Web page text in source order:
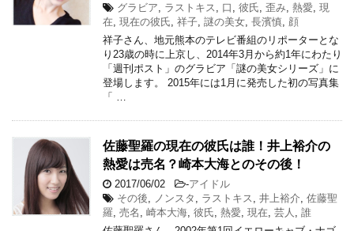
グラビア
ラストキス 口 彼氏 歪み 熱愛 現
在 現在の彼氏 祥子 謎の美女 長濱慎 顔
祥子さん、地元熊本のテレビ番組のリポーターとな
り23歳の時に上京し、2014年3月から約1年にわたり
「週刊ポスト」のグラビア「謎の美女シリーズ」に
登場します。 2015年には1月に発売した初の写真集
「 …
佐藤聖羅の現在の彼氏は誰！井上裕介の
熱愛は売名？崎本大海とのその後！
2017/06/02 -アイドル
その後
ノンスタ ラストキス 井上裕介 佐藤聖
羅 売名 崎本大海 彼氏 熱愛 現在 芸人
誰